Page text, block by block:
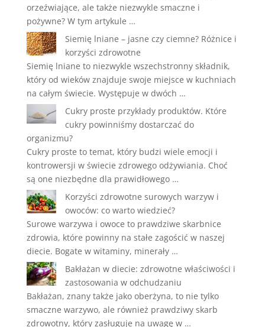
orzeźwiające, ale także niezwykle smaczne i
pożywne? W tym artykule …
Siemię lniane – jasne czy ciemne? Różnice i
korzyści zdrowotne
Siemię lniane to niezwykle wszechstronny składnik,
który od wieków znajduje swoje miejsce w kuchniach
na całym świecie. Występuje w dwóch …
Cukry proste przykłady produktów. Które
cukry powinniśmy dostarczać do
organizmu?
Cukry proste to temat, który budzi wiele emocji i
kontrowersji w świecie zdrowego odżywiania. Choć
są one niezbędne dla prawidłowego …
Korzyści zdrowotne surowych warzyw i
owoców: co warto wiedzieć?
Surowe warzywa i owoce to prawdziwe skarbnice
zdrowia, które powinny na stałe zagościć w naszej
diecie. Bogate w witaminy, minerały …
Bakłażan w diecie: zdrowotne właściwości i
zastosowania w odchudzaniu
Bakłażan, znany także jako oberżyna, to nie tylko
smaczne warzywo, ale również prawdziwy skarb
zdrowotny, który zasługuje na uwagę w …